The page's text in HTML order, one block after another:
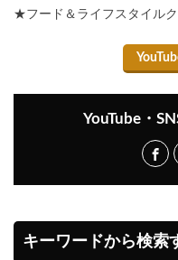
★フード＆ライフスタイル
YouTube・
キーワードから検索